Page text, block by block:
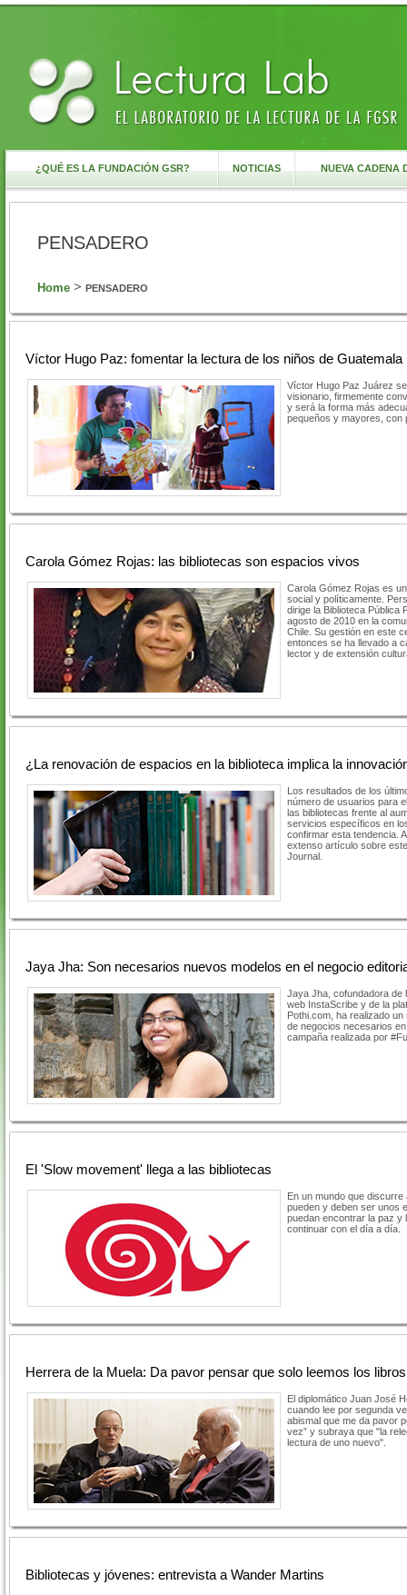
¿QUÉ ES LA FUNDACIÓN GSR? NOTICIAS NUEVA CADENA
PENSADERO
Home > PENSADERO
Víctor Hugo Paz: fomentar la lectura de los niños de Guatemala
Víctor Hugo Paz Juárez
visionario, firmemente
y será la forma más
pequeños y mayores, con
Carola Gómez Rojas: las bibliotecas son espacios vivos
Carola Gómez Rojas es
social y políticamente.
dirige la Biblioteca Pública
agosto de 2010 en la
Chile. Su gestión en este
entonces se ha llevado a
lector y de extensión
¿La renovación de espacios en la biblioteca implica la
Los resultados de los
número de usuarios para
las bibliotecas frente al
servicios específicos en
confirmar esta tendencia.
extenso artículo sobre
Journal.
Jaya Jha: Son necesarios nuevos modelos en el negocio
Jaya Jha, cofundadora de
web InstaScribe y de la
Pothi.com, ha realizado
de negocios necesarios
campaña realizada por
El 'Slow movement' llega a las bibliotecas
En un mundo que
pueden y deben ser unos
puedan encontrar la paz y
continuar con el día a día.
Herrera de la Muela: Da pavor pensar que solo leemos los
El diplomático Juan José
cuando lee por segunda
abismal que me da pavor
vez” y subraya que "la
lectura de uno nuevo".
Bibliotecas y jóvenes: entrevista a Wander Martins